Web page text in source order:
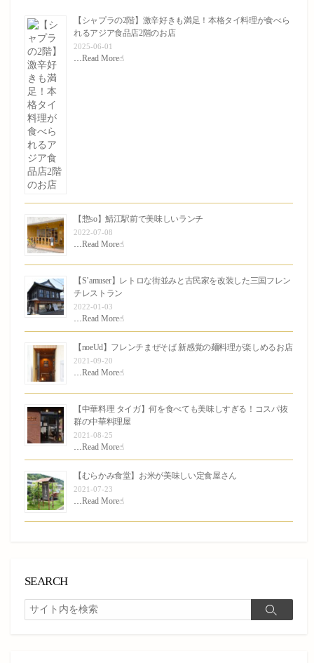
【シャプラの2階】激辛好きも満足！本格タイ料理が食べら
れるアジア食品店2階のお店
2025-06-01
Read More☝︎
【惣so】鯖江駅前で美味しいランチ
2022-07-08
Read More☝︎
【S’amuser】レトロな街並みと古民家を改装した三国フレン
チレストラン
2022-01-03
Read More☝︎
【noeUd】フレンチまぜそば 新感覚の麺料理が楽しめるお店
2021-09-20
Read More☝︎
【中華料理 タイガ】何を食べても美味しすぎる！コスパ抜
群の中華料理屋
2021-08-25
Read More☝︎
【むらかみ食堂】お米が美味しい定食屋さん
2021-07-23
Read More☝︎
SEARCH
検
索
検